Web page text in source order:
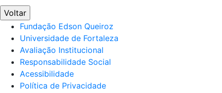
Voltar
Fundação Edson Queiroz
Universidade de Fortaleza
Avaliação Institucional
Responsabilidade Social
Acessibilidade
Política de Privacidade